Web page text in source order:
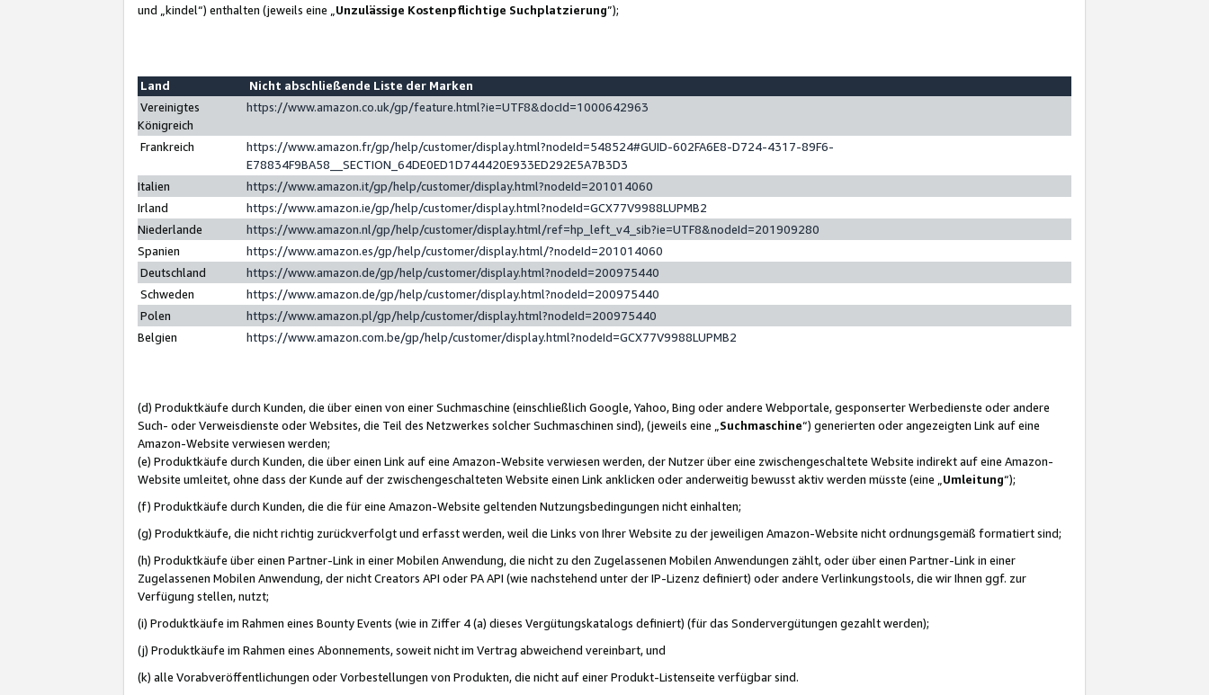
und „kindel“) enthalten (jeweils eine „ Unzulässige Kostenpflichtige Suchplatzierung”);
Land
Nicht abschließende Liste der Marken
Vereinigtes
Königreich
https://www.amazon.co.uk/gp/feature.html?ie=UTF8&docId=1000642963
Frankreich
https://www.amazon.fr/gp/help/customer/display.html?nodeId=548524#GUID-602FA6E8-D724-4317-89F6-
E78834F9BA58__SECTION_64DE0ED1D744420E933ED292E5A7B3D3
Italien
https://www.amazon.it/gp/help/customer/display.html?nodeId=201014060
Irland
https://www.amazon.ie/gp/help/customer/display.html?nodeId=GCX77V9988LUPMB2
Niederlande
https://www.amazon.nl/gp/help/customer/display.html/ref=hp_left_v4_sib?ie=UTF8&nodeId=201909280
Spanien
https://www.amazon.es/gp/help/customer/display.html/?nodeId=201014060
Deutschland
https://www.amazon.de/gp/help/customer/display.html?nodeId=200975440
Schweden
https://www.amazon.de/gp/help/customer/display.html?nodeId=200975440
Polen
https://www.amazon.pl/gp/help/customer/display.html?nodeId=200975440
Belgien
https://www.amazon.com.be/gp/help/customer/display.html?nodeId=GCX77V9988LUPMB2
(d) Produktkäufe durch Kunden, die über einen von einer Suchmaschine (einschließlich Google, Yahoo, Bing oder andere Webportale, gesponserter Werbedienste oder andere
Such- oder Verweisdienste oder Websites, die Teil des Netzwerkes solcher Suchmaschinen sind), (jeweils eine „ Suchmaschine“) generierten oder angezeigten Link auf eine
Amazon-Website verwiesen werden;
(e) Produktkäufe durch Kunden, die über einen Link auf eine Amazon-Website verwiesen werden, der Nutzer über eine zwischengeschaltete Website indirekt auf eine Amazon-
Website umleitet, ohne dass der Kunde auf der zwischengeschalteten Website einen Link anklicken oder anderweitig bewusst aktiv werden müsste (eine „ Umleitung“);
(f) Produktkäufe durch Kunden, die die für eine Amazon-Website geltenden Nutzungsbedingungen nicht einhalten;
(g) Produktkäufe, die nicht richtig zurückverfolgt und erfasst werden, weil die Links von Ihrer Website zu der jeweiligen Amazon-Website nicht ordnungsgemäß formatiert sind;
(h) Produktkäufe über einen Partner-Link in einer Mobilen Anwendung, die nicht zu den Zugelassenen Mobilen Anwendungen zählt, oder über einen Partner-Link in einer
Zugelassenen Mobilen Anwendung, der nicht Creators API oder PA API (wie nachstehend unter der IP-Lizenz definiert) oder andere Verlinkungstools, die wir Ihnen ggf. zur
Verfügung stellen, nutzt;
(i) Produktkäufe im Rahmen eines Bounty Events (wie in Ziffer 4 (a) dieses Vergütungskatalogs definiert) (für das Sondervergütungen gezahlt werden);
(j) Produktkäufe im Rahmen eines Abonnements, soweit nicht im Vertrag abweichend vereinbart, und
(k) alle Vorabveröffentlichungen oder Vorbestellungen von Produkten, die nicht auf einer Produkt-Listenseite verfügbar sind.